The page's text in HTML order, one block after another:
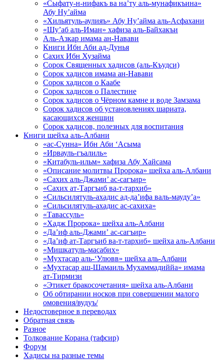
«Сыфату-н-нифакъ ва на’ту аль-мунафикъина»
Абу Ну’айма
«Хильятуль-аулияъ» Абу Ну’айма аль-Асфахани
«Шу’аб аль-Иман» хафиза аль-Байхакъи
Аль-Азкар имама ан-Навави
Книги Ибн Аби ад-Дунья
Сахих Ибн Хузайма
Сорок Священных хадисов (аль-Къудси)
Сорок хадисов имама ан-Навави
Сорок хадисов о Каабе
Сорок хадисов о Палестине
Сорок хадисов о Чёрном камне и воде Замзама
Сорок хадисов об установлениях шариата,
касающихся женщин
Сорок хадисов, полезных для воспитания
Книги шейха аль-Албани
«ас-Сунна» Ибн Аби ‘Асыма
«Ирвауль-гъалиль»
«Китабуль-ильм» хафиза Абу Хайсама
«Описание молитвы Пророка» шейха аль-Албани
«Сахих аль-Джами’ ас-сагъир»
«Сахих ат-Таргъиб ва-т-тархиб»
«Сильсилятуль-ахадис ад-да’ифа валь-мауду’а»
«Сильсилятуль-ахадис ас-сахиха»
«Тавассуль»
«Хадж Пророка» шейха аль-Албани
«Да’иф аль-Джами’ ас-сагъир»
«Да’иф ат-Таргъиб ва-т-тархиб» шейха аль-Албани
«Мишкатуль-масабих»
«Мухтасар аль-‘Улювв» шейха аль-Албани
«Мухтасар аш-Шамаиль Мухаммадиййа» имама
ат-Тирмизи
«Этикет бракосочетания» шейха аль-Албани
Об обтирании носков при совершении малого
омовения/вудуъ/
Недостоверное в переводах
Обратная связь
Разное
Толкование Корана (тафсир)
Форум
Хадисы на разные темы